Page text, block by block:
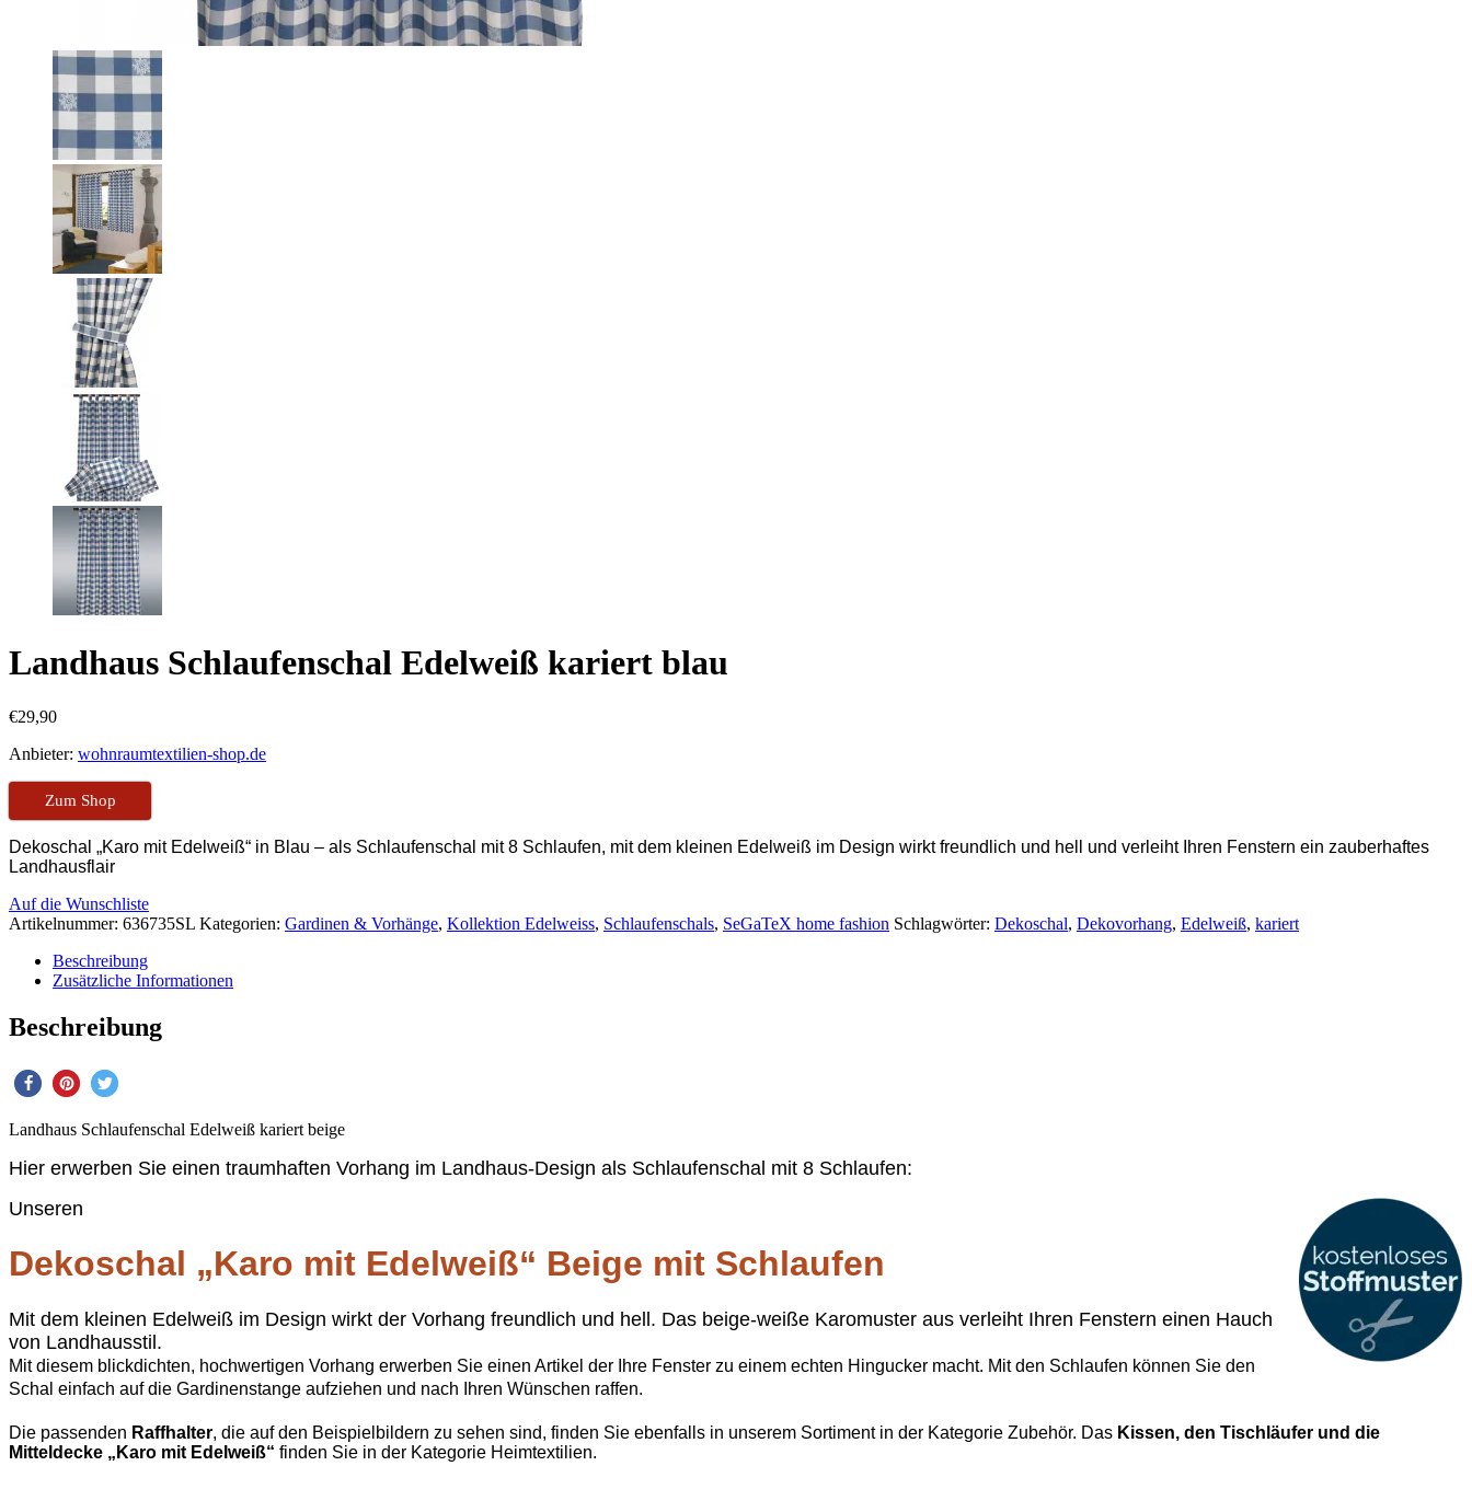
Landhaus Schlaufenschal Edelweiß kariert blau
€29,90
Anbieter: wohnraumtextilien-shop.de
Zum Shop
Dekoschal „Karo mit Edelweiß“ in Blau – als Schlaufenschal mit 8 Schlaufen, mit dem kleinen Edelweiß im Design wirkt freundlich und hell und verleiht Ihren Fenstern ein zauberhaftes
Landhausflair
Auf die Wunschliste
Artikelnummer: 636735SL Kategorien: Gardinen & Vorhänge, Kollektion Edelweiss, Schlaufenschals, SeGaTeX home fashion Schlagwörter: Dekoschal, Dekovorhang, Edelweiß, kariert
Beschreibung
Zusätzliche Informationen
Beschreibung
Landhaus Schlaufenschal Edelweiß kariert beige
Hier erwerben Sie einen traumhaften Vorhang im Landhaus-Design als Schlaufenschal mit 8 Schlaufen:
Unseren
Dekoschal „Karo mit Edelweiß“ Beige mit Schlaufen
Mit dem kleinen Edelweiß im Design wirkt der Vorhang freundlich und hell. Das beige-weiße Karomuster aus verleiht Ihren Fenstern einen Hauch
von Landhausstil.
Mit diesem blickdichten, hochwertigen Vorhang erwerben Sie einen Artikel der Ihre Fenster zu einem echten Hingucker macht. Mit den Schlaufen können Sie den
Schal einfach auf die Gardinenstange aufziehen und nach Ihren Wünschen raffen.
Die passenden Raffhalter, die auf den Beispielbildern zu sehen sind, finden Sie ebenfalls in unserem Sortiment in der Kategorie Zubehör. Das Kissen, den Tischläufer und die
Mitteldecke „Karo mit Edelweiß“ finden Sie in der Kategorie Heimtextilien.